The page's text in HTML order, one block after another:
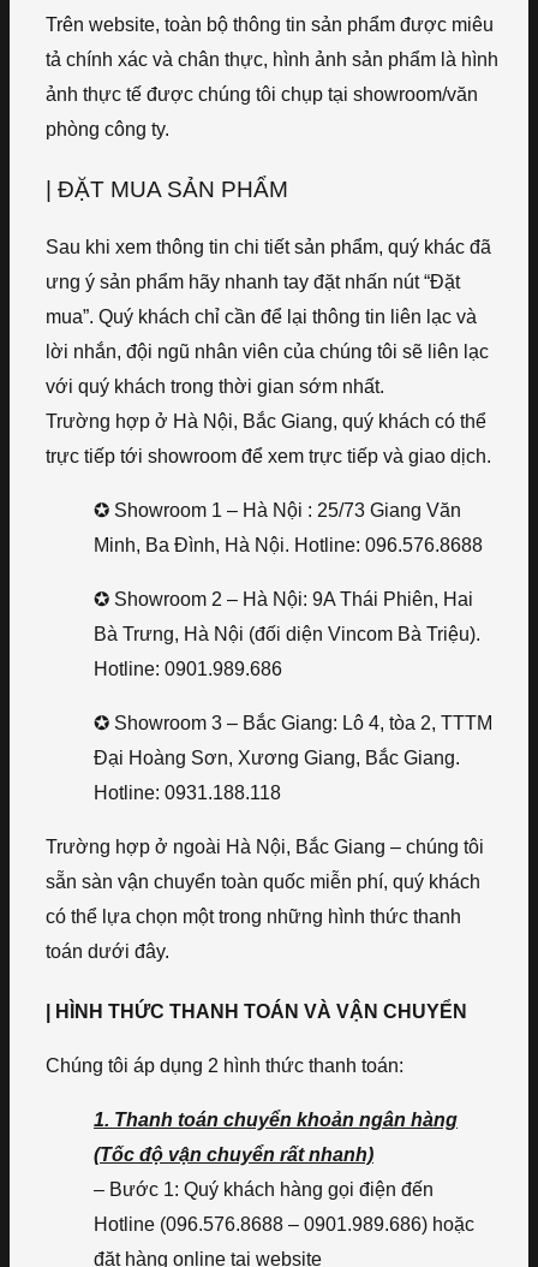
Trên website, toàn bộ thông tin sản phẩm được miêu
tả chính xác và chân thực, hình ảnh sản phẩm là hình
ảnh thực tế được chúng tôi chụp tại showroom/văn
phòng công ty.
| ĐẶT MUA SẢN PHẨM
Sau khi xem thông tin chi tiết sản phẩm, quý khác đã
ưng ý sản phẩm hãy nhanh tay đặt nhấn nút “Đặt
mua”. Quý khách chỉ cần để lại thông tin liên lạc và
lời nhắn, đội ngũ nhân viên của chúng tôi sẽ liên lạc
với quý khách trong thời gian sớm nhất.
Trường hợp ở Hà Nội, Bắc Giang, quý khách có thể
trực tiếp tới showroom để xem trực tiếp và giao dịch.
✪ Showroom 1 – Hà Nội : 25/73 Giang Văn
Minh, Ba Đình, Hà Nội. Hotline: 096.576.8688
✪ Showroom 2 – Hà Nội: 9A Thái Phiên, Hai
Bà Trưng, Hà Nội (đối diện Vincom Bà Triệu).
Hotline: 0901.989.686
✪ Showroom 3 – Bắc Giang: Lô 4, tòa 2, TTTM
Đại Hoàng Sơn, Xương Giang, Bắc Giang.
Hotline: 0931.188.118
Trường hợp ở ngoài Hà Nội, Bắc Giang – chúng tôi
sẵn sàn vận chuyển toàn quốc miễn phí, quý khách
có thể lựa chọn một trong những hình thức thanh
toán dưới đây.
| HÌNH THỨC THANH TOÁN VÀ VẬN CHUYỂN
Chúng tôi áp dụng 2 hình thức thanh toán:
1. Thanh toán chuyển khoản ngân hàng
(Tốc độ vận chuyển rất nhanh)
– Bước 1: Quý khách hàng gọi điện đến
Hotline (096.576.8688 – 0901.989.686) hoặc
đặt hàng online tại website